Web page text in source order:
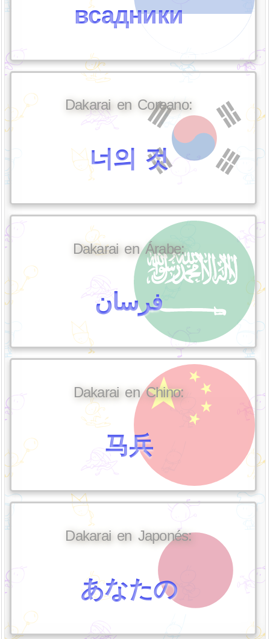
всадники
Dakarai en Coreano:
너의 것
Dakarai en Árabe:
فرسان
Dakarai en Chino:
马兵
Dakarai en Japonés:
あなたの